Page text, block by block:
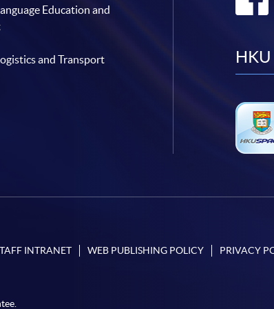
Education and
and Transport HKU
INTRANET WEB PUBLISHING POLICY PRIVACY